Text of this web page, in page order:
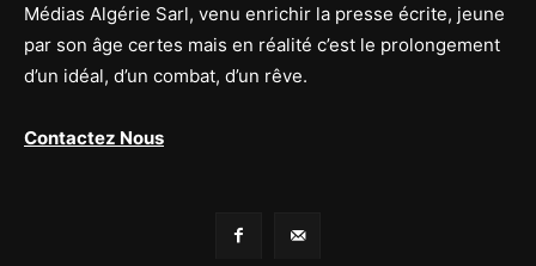
Médias Algérie Sarl, venu enrichir la presse écrite, jeune
par son âge certes mais en réalité c’est le prolongement
d’un idéal, d’un combat, d’un rêve.
Contactez Nous